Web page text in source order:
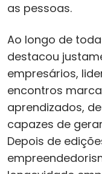
as pessoas.
Ao longo de
destacou
empresários,
encontros
aprendizados,
capazes de
Depois de